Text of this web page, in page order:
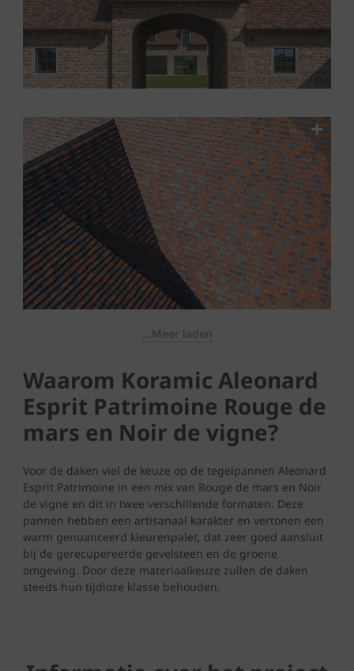
...Meer laden
Waarom Koramic Aleonard
Esprit Patrimoine Rouge de
mars en Noir de vigne?
Voor de daken viel de keuze op de tegelpannen Aleonard
Esprit Patrimoine in een mix van Rouge de mars en Noir
de vigne en dit in twee verschillende formaten. Deze
pannen hebben een artisanaal karakter en vertonen een
warm genuanceerd kleurenpalet, dat zeer goed aansluit
bij de gerecupereerde gevelsteen en de groene
omgeving. Door deze materiaalkeuze zullen de daken
steeds hun tijdloze klasse behouden.